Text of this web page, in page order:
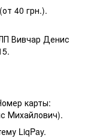
40 грн.).
Вивчар Денис
карты:
Михайлович).
LiqPay.